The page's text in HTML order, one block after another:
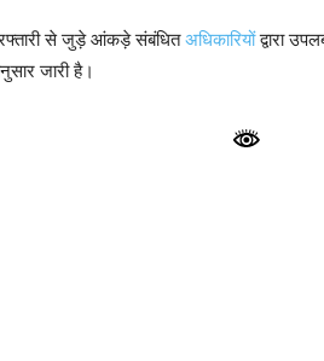
से जुड़े आंकड़े संबंधितअधिकारियोंद्वारा
जारी है।